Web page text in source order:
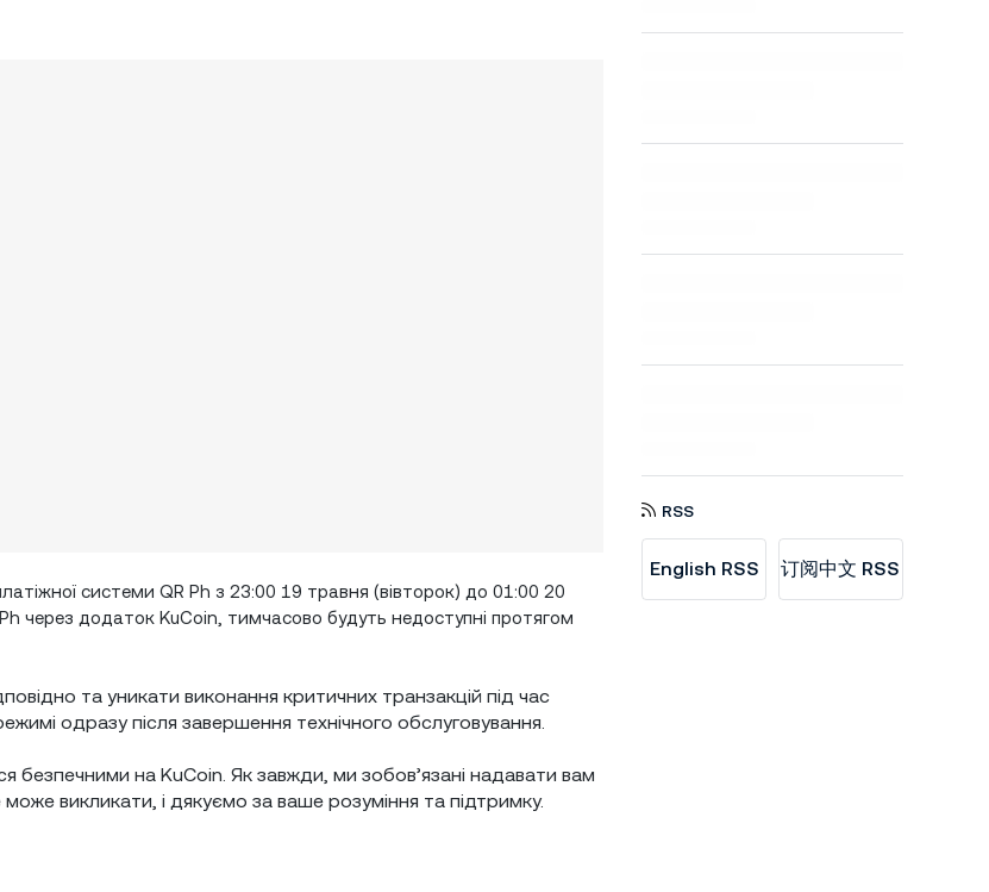
системи QR Ph з 23:00 19 травня (вівторок) до 01:00 20
через додаток KuCoin, тимчасово будуть недоступні протягом
та уникати виконання критичних транзакцій під час
одразу після завершення технічного обслуговування.
безпечними на KuCoin. Як завжди, ми зобов’язані надавати вам
викликати, і дякуємо за ваше розуміння та підтримку.
RSS
English RSS 订阅中文 RSS